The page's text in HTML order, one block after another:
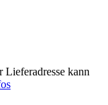
Lieferadresse kann